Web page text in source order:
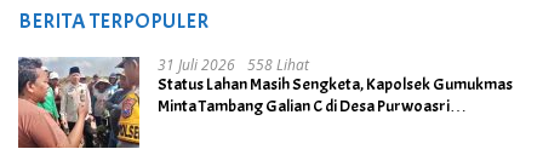
BERITA TERPOPULER
31 Juli 2026 558 Lihat
Status Lahan Masih Sengketa, Kapolsek Gumukmas
Minta Tambang Galian C di Desa Purwoasri